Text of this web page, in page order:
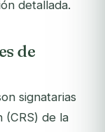
detallada.
de
signatarias
(CRS) de la